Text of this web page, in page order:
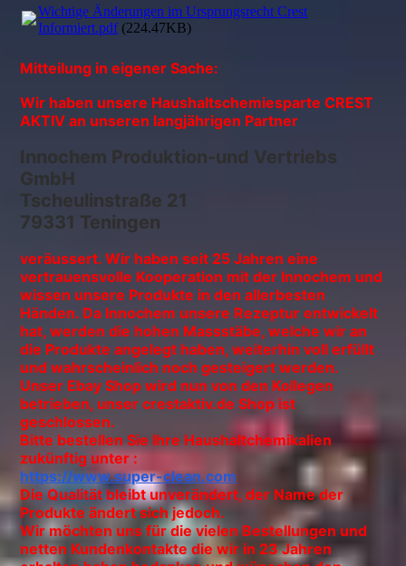
Wichtige Änderungen im Ursprungsrecht Crest
Informiert.pdf(224.47KB)
Mitteilung in eigener Sache:
Wir haben unsere Haushaltschemiesparte CREST
AKTIV an unseren langjährigen Partner
Innochem Produktion-und Vertriebs
GmbH
Tscheulinstraße 21
79331 Teningen
veräussert. Wir haben seit 25 Jahren eine
vertrauensvolle Kooperation mit der Innochem und
wissen unsere Produkte in den allerbesten
Händen. Da Innochem unsere Rezeptur entwickelt
hat, werden die hohen Massstäbe, welche wir an
die Produkte angelegt haben, weiterhin voll erfüllt
und wahrscheinlich noch gesteigert werden.
Unser Ebay Shop wird nun von den Kollegen
betrieben, unser crestaktiv.de Shop ist
geschlossen.
Bitte bestellen Sie Ihre Haushaltchemikalien
zukünftig unter :
https://www.super-clean.com
Die Qualität bleibt unverändert, der Name der
Produkte ändert sich jedoch.
Wir möchten uns für die vielen Bestellungen und
netten Kundenkontakte die wir in 23 Jahren